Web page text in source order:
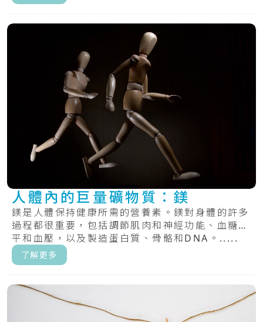
人體內的巨量礦物質：鎂
鎂是人體保持健康所需的營養素。鎂對身體的許多
過程都很重要，包括調節肌肉和神經功能、血糖水
平和血壓，以及製造蛋白質、骨骼和DNA。.....
了解更多